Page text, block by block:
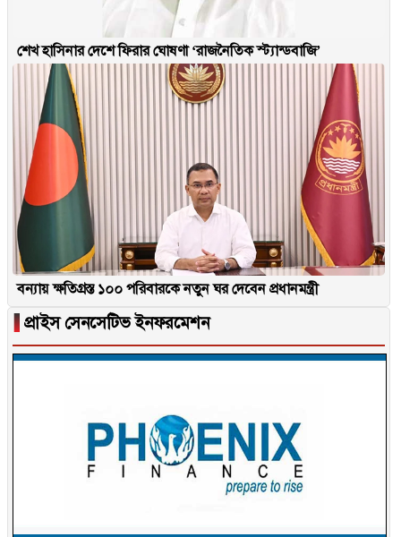
শেখ হাসিনার দেশে ফিরার ঘোষণা ‘রাজনৈতিক স্ট্যান্ডবাজি’
বন্যায় ক্ষতিগ্রস্ত ১০০ পরিবারকে নতুন ঘর দেবেন প্রধানমন্ত্রী
▐ প্রাইস সেনসেটিভ ইনফরমেশন